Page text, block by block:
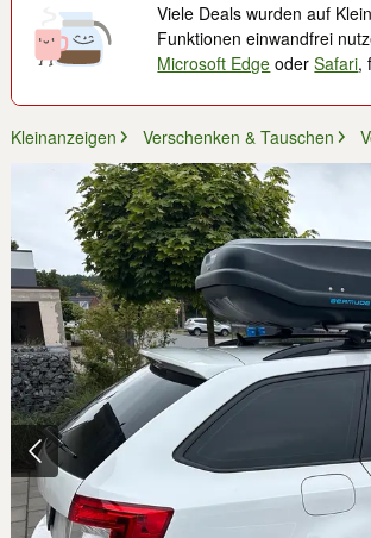
Viele Deals wurden auf
Funktionen einwandfrei
Microsoft Edge oderSafari,
Kleinanzeigen Verschenken & Tauschen